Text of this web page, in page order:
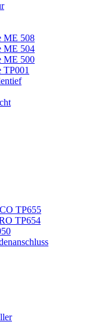
ME 508
ME 504
ME 500
TP001
TP655
TP654